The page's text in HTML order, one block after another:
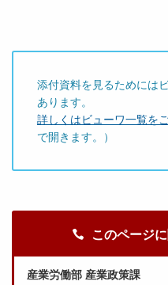
添付資料を見るためには
あります。
詳しくはビューワ一覧を
で開きます。）
このページ
産業労働部 産業政策課